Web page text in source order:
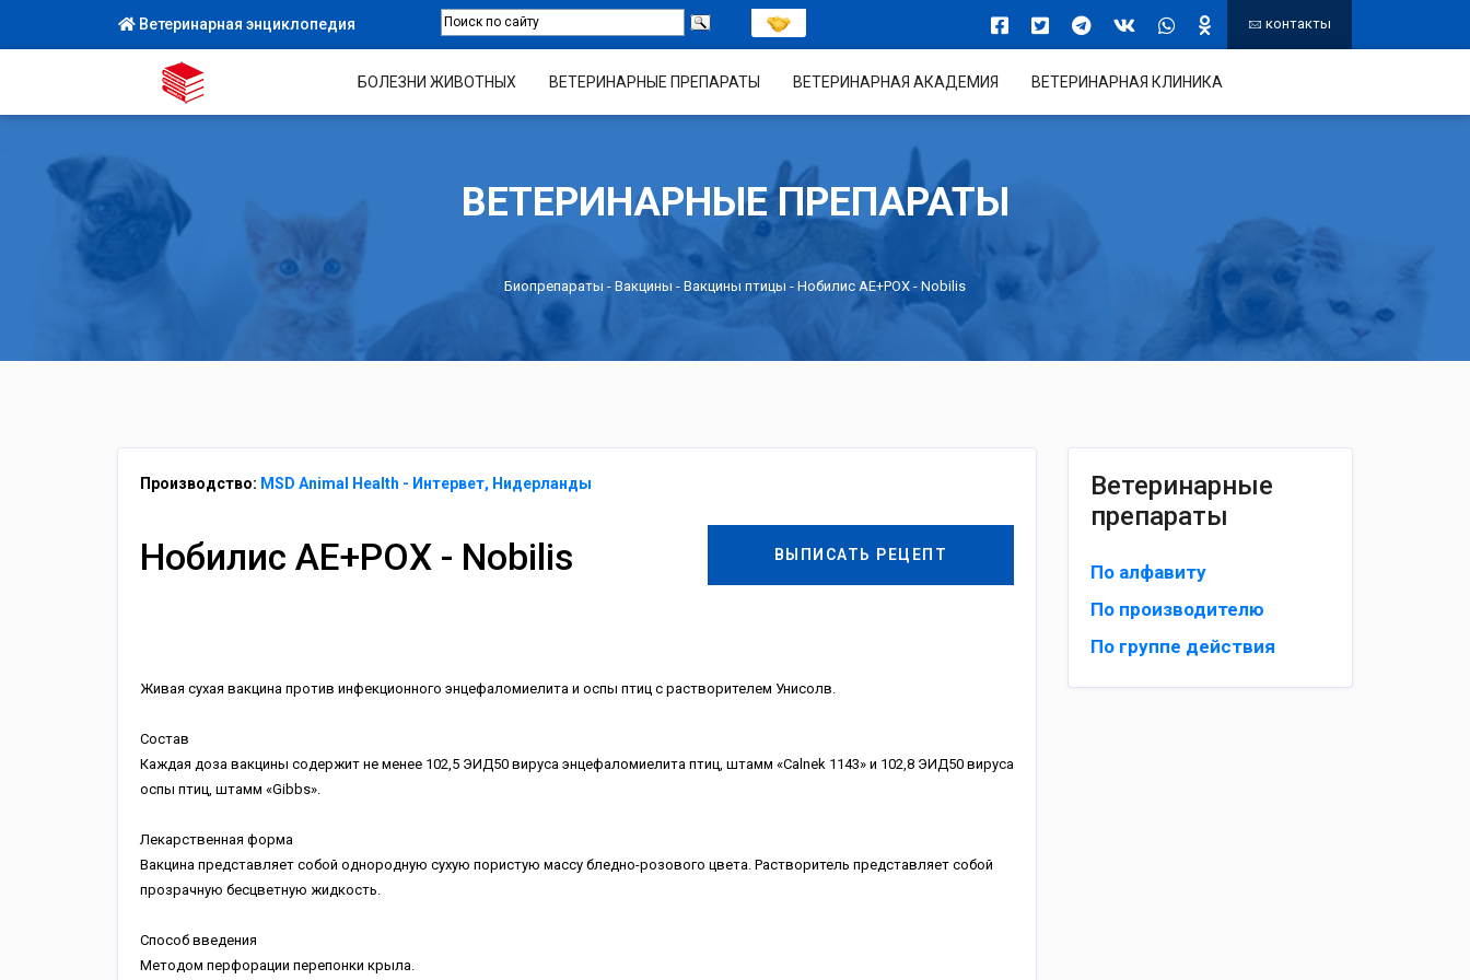
Ветеринарная энциклопедия контакты
БОЛЕЗНИ ЖИВОТНЫХ ВЕТЕРИНАРНЫЕ ПРЕПАРАТЫ ВЕТЕРИНАРНАЯ АКАДЕМИЯ ВЕТЕРИНАРНАЯ КЛИНИКА
ВЕТЕРИНАРНЫЕ ПРЕПАРАТЫ
Биопрепараты - Вакцины - Вакцины птицы - Нобилис АЕ+РОХ - Nobilis
Ветеринарные
препараты
По алфавиту
По производителю
По группе действия
Производство: MSD Animal Health - Интервет, Нидерланды
ВЫПИСАТЬ РЕЦЕПТ
Нобилис АЕ+РОХ - Nobilis
Живая сухая вакцина против инфекционного энцефаломиелита и оспы птиц с растворителем Унисолв.
Состав
Каждая доза вакцины содержит не менее 102,5 ЭИД50 вируса энцефаломиелита птиц, штамм «Calnek 1143» и 102,8 ЭИД50 вируса
оспы птиц, штамм «Gibbs».
Лекарственная форма
Вакцина представляет собой однородную сухую пористую массу бледно-розового цвета. Растворитель представляет собой
прозрачную бесцветную жидкость.
Способ введения
Методом перфорации перепонки крыла.